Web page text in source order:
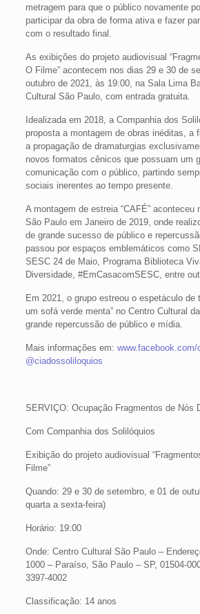
metragem para que o público novamente
participar da obra de forma ativa e fazer
com o resultado final.
As exibições do projeto audiovisual
O Filme” acontecem nos dias 29 e 30 de
outubro de 2021, às 19:00, na Sala Lima
Cultural São Paulo, com entrada gratuita.
Idealizada em 2018, a Companhia dos
proposta a montagem de obras inéditas, a
a propagação de dramaturgias
novos formatos cênicos que possuam um
comunicação com o público, partindo
sociais inerentes ao tempo presente.
A montagem de estreia “CAFÉ” aconteceu
São Paulo em Janeiro de 2019, onde
de grande sucesso de público e
passou por espaços emblemáticos como
SESC 24 de Maio, Programa Biblioteca
Diversidade, #EmCasacomSESC, entre
Em 2021, o grupo estreou o espetáculo de
um sofá verde menta” no Centro Cultural
grande repercussão de público e mídia.
Mais informações em:
@ciadossoliloquios
SERVIÇO: Ocupação Fragmentos de Nós
Com Companhia dos Solilóquios
Exibição do projeto audiovisual
Filme”
Quando: 29 e 30 de setembro, e 01 de
quarta a sexta-feira)
Horário: 19:00
Onde: Centro Cultural São Paulo –
1000 – Paraíso, São Paulo – SP, 01504-
3397-4002
Classificação: 14 anos